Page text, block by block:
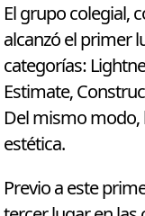
El grupo colegial,
alcanzó el primer
categorías:
Estimate,
Del mismo
estética.
Previo a este